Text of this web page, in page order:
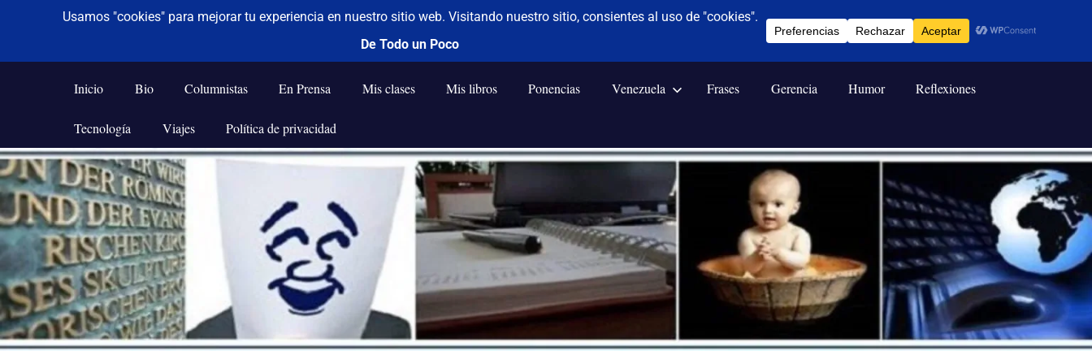
Saltar
al
contenido
De todo un poco
Frases,
Humor,
Tecnología
y
Viajes
Inicio Bio Columnistas En Prensa Mis clases Mis libros Ponencias Venezuela Frases Gerencia Humor Reflexiones
Tecnología Viajes Política de privacidad